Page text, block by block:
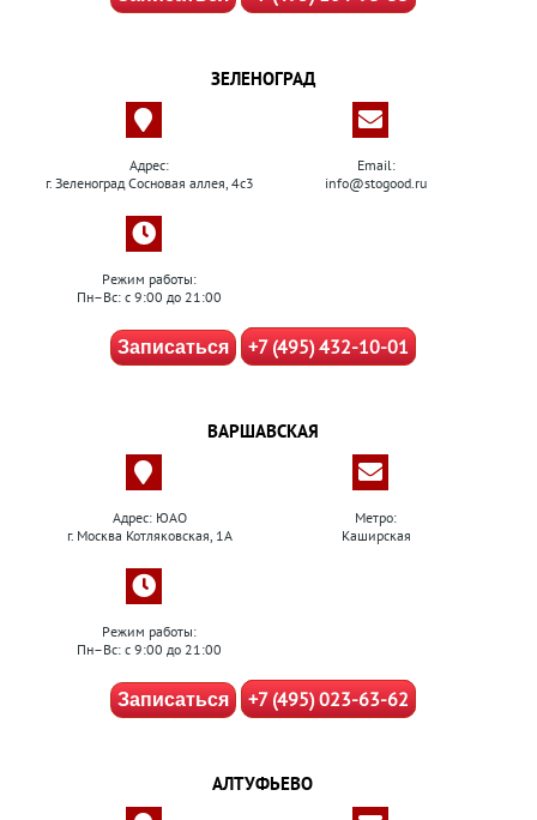
ЗЕЛЕНОГРАД
Адрес:
г. Зеленоград Сосновая аллея, 4с3
Email:
info@stogood.ru
Режим работы:
Пн–Вс: с 9:00 до 21:00
Записаться +7 (495) 432-10-01
ВАРШАВСКАЯ
Адрес: ЮАО
г. Москва Котляковская, 1А
Метро:
Каширская
Режим работы:
Пн–Вс: с 9:00 до 21:00
Записаться +7 (495) 023-63-62
АЛТУФЬЕВО